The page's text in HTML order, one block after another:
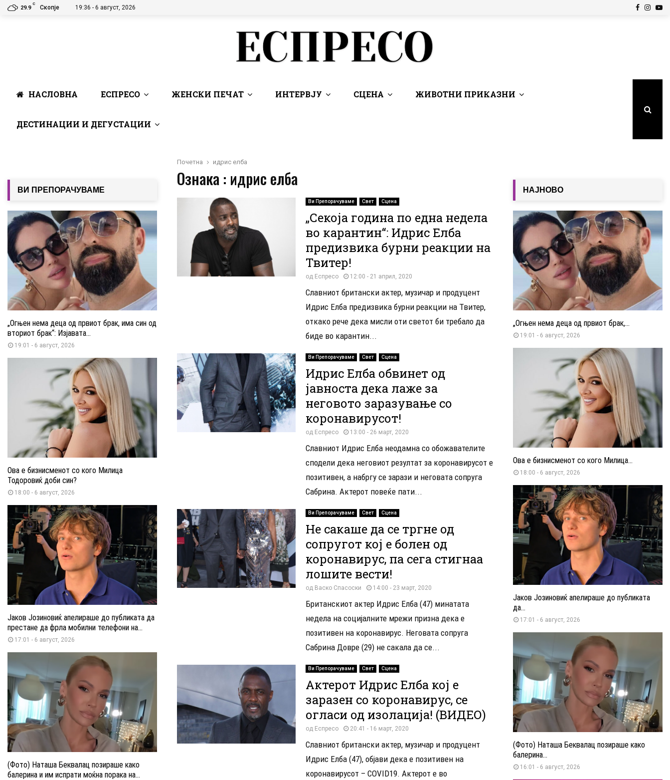
29.9
C
Скопје 19:36 - 6 август, 2026 Facebook
НАСЛОВНА ЕСПРЕСО ЖЕНСКИ ПЕЧАТ ИНТЕРВЈУ СЦЕНА ЖИВОТНИ ПРИКАЗНИ
ДЕСТИНАЦИИ И ДЕГУСТАЦИИ
Почетна идрис елба
Ознака : идрис елба
Ви Препорачуваме Свет Сцена
„Секоја година по една недела
во карантин“: Идрис Елба
предизвика бурни реакции на
Твитер!
од Еспресо 12:00 - 21 април, 2020
Славниот британски актер, музичар и продуцент
Идрис Елба предизвика бурни реакции на Твитер,
откако рече дека мисли оти светот би требало да
биде во карантин...
Ви Препорачуваме Свет Сцена
Идрис Елба обвинет од
јавноста дека лаже за
неговото заразување со
коронавирусот!
од Еспресо 13:00 - 26 март, 2020
Славниот Идрис Елба неодамна со обожавателите
сподели дека неговиот резултат за коронавирусот е
позитивен, а набргу се зарази и неговата сопруга
Сабрина. Актерот повеќе пати...
Ви Препорачуваме Свет Сцена
Не сакаше да се тргне од
сопругот кој е болен од
коронавирус, па сега стигнаа
лошите вести!
од Васко Спасоски 14:00 - 23 март, 2020
Британскиот актер Идрис Елба (47) минатата
недела на социјалните мрежи призна дека е
позитивен на коронавирус. Неговата сопруга
Сабрина Довре (29) не сакала да се...
Ви Препорачуваме Свет Сцена
Актерот Идрис Елба кој е
заразен со коронавирус, се
огласи од изолација! (ВИДЕО)
од Еспресо 20:41 - 16 март, 2020
Славниот британски актер, музичар и продуцент
Идрис Елба (47), објави дека е позитивен на
коронавирусот – COVID19. Актерот е во
ВИ ПРЕПОРАЧУВАМЕ
„Огњен нема деца од првиот брак, има син од
вториот брак“: Изјавата...
19:01 - 6 август, 2026
Ова е бизнисменот со кого Милица
Тодоровиќ доби син?
18:00 - 6 август, 2026
Јаков Јозиновиќ апелираше до публиката да
престане да фрла мобилни телефони на...
17:01 - 6 август, 2026
(Фото) Наташа Беквалац позираше како
балерина и им испрати моќна порака на...
НАЈНОВО
„Огњен нема деца од првиот брак,...
19:01 - 6 август, 2026
Ова е бизнисменот со кого Милица...
18:00 - 6 август, 2026
Јаков Јозиновиќ апелираше до публиката
да...
17:01 - 6 август, 2026
(Фото) Наташа Беквалац позираше како
балерина...
16:01 - 6 август, 2026